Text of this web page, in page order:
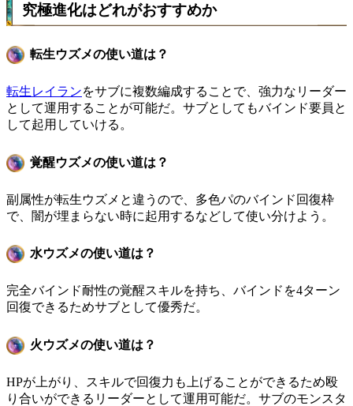
究極進化はどれがおすすめか
転生ウズメの使い道は？
転生レイランをサブに複数編成することで、強力なリーダー
として運用することが可能だ。サブとしてもバインド要員と
して起用していける。
覚醒ウズメの使い道は？
副属性が転生ウズメと違うので、多色パのバインド回復枠
で、闇が埋まらない時に起用するなどして使い分けよう。
水ウズメの使い道は？
完全バインド耐性の覚醒スキルを持ち、バインドを4ターン
回復できるためサブとして優秀だ。
火ウズメの使い道は？
HPが上がり、スキルで回復力も上げることができるため殴
り合いができるリーダーとして運用可能だ。サブのモンスタ